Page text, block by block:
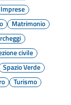
Imprese
Matrimonio
civile
Spazio Verde
Turismo